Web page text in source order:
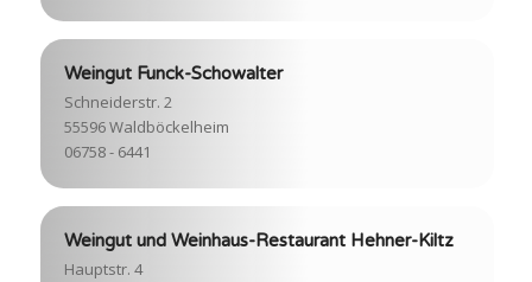
Weingut Funck-Schowalter
Schneiderstr. 2
55596 Waldböckelheim
06758 - 6441
Weingut und Weinhaus-Restaurant Hehner-Kiltz
Hauptstr. 4